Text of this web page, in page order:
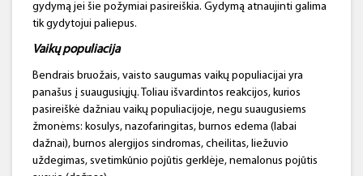
gydymą jei šie požymiai pasireiškia. Gydymą atnaujinti galima
tik gydytojui paliepus.
Vaikų populiacija
Bendrais bruožais, vaisto saugumas vaikų populiacijai yra
panašus į suaugusiųjų. Toliau išvardintos reakcijos, kurios
pasireiškė dažniau vaikų populiacijoje, negu suaugusiems
žmonėms: kosulys, nazofaringitas, burnos edema (labai
dažnai), burnos alergijos sindromas, cheilitas, liežuvio
uždegimas, svetimkūnio pojūtis gerklėje, nemalonus pojūtis